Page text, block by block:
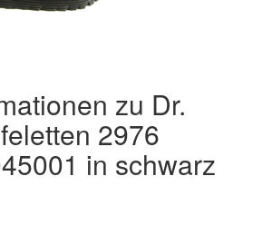
zu Dr.
2976
in schwarz